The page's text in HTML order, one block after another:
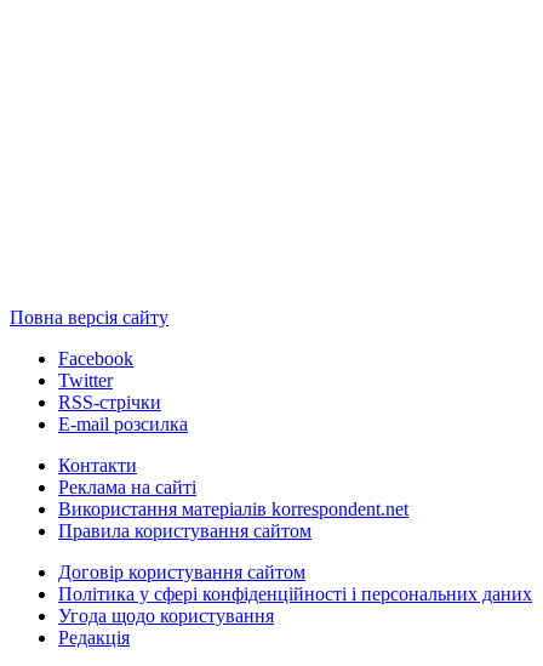
Повна версія сайту
Facebook
Twitter
RSS-стрічки
E-mail розсилка
Контакти
Реклама на сайті
Використання матеріалів korrespondent.net
Правила користування сайтом
Договір користування сайтом
Політика у сфері конфіденційності і персональних даних
Угода щодо користування
Редакція